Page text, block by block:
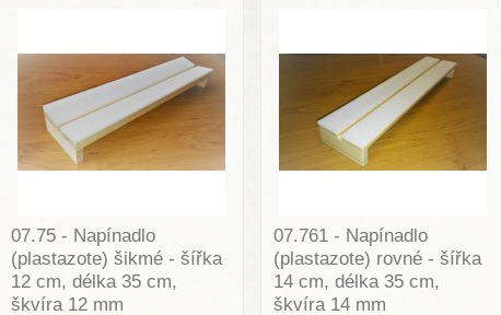
07.75 - Napínadlo
(plastazote) šikmé - šířka
12 cm, délka 35 cm,
škvíra 12 mm
07.761 - Napínadlo
(plastazote) rovné - šířka
14 cm, délka 35 cm,
škvíra 14 mm